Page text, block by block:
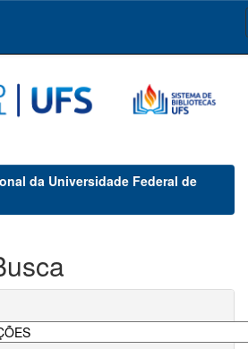
da Universidade Federal de